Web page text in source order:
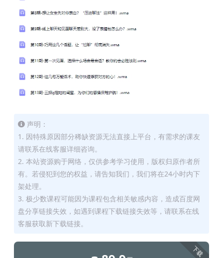
声明：
1. 因特殊原因部分稀缺资源无法直接上平台，有需求的课友
请联系在线客服详细咨询。
2. 本站资源购于网络，仅供参考学习使用，版权归原作者所
有。若侵犯到您的权益，请告知我们，我们将在24小时内下
架处理。
3. 极少数课程可能因为课程包含相关敏感内容，造成百度网
盘分享链接失效，如遇到课程下载链接失效等，请联系在线
客服获取新下载链接。
下载